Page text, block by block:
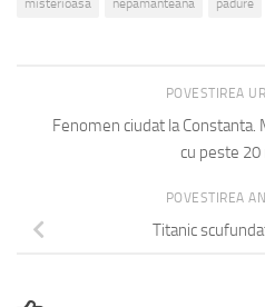
misterioasa
nepamanteana padure
POVESTIREA
Fenomen ciudat la Constanta.
cu peste
POVESTIREA
Titanic